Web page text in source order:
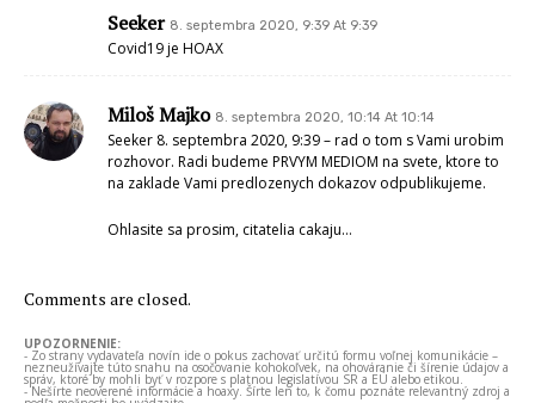
Seeker 8. septembra 2020, 9:39 At 9:39
Covid19 je HOAX
Miloš Majko 8. septembra 2020, 10:14 At 10:14
Seeker 8. septembra 2020, 9:39 – rad o tom s Vami urobim
rozhovor. Radi budeme PRVYM MEDIOM na svete, ktore to
na zaklade Vami predlozenych dokazov odpublikujeme.
Ohlasite sa prosim, citatelia cakaju…
Comments are closed.
UPOZORNENIE:
- Zo strany vydavateľa novín ide o pokus zachovať určitú formu voľnej komunikácie –
nezneužívajte túto snahu na osočovanie kohokoľvek, na ohováranie či šírenie údajov a
správ, ktoré by mohli byť v rozpore s platnou legislatívou SR a EÚ alebo etikou.
- Nešírte neoverené informácie a hoaxy. Šírte len to, k čomu poznáte relevantný zdroj a